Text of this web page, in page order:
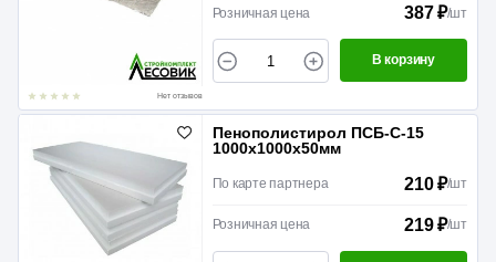
Нет отзывов
Розничная цена 387 ₽/шт
В корзину
Пенополистирол ПСБ-С-15
1000х1000х50мм
По карте партнера 210 ₽/шт
Розничная цена 219 ₽/шт